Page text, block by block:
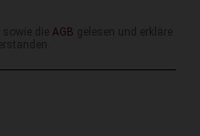
sowie die AGB gelesen und erkläre